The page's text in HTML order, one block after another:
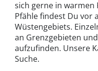
sich gerne in warmen
Pfähle findest Du vor
Wüstengebiets.
an Grenzgebieten
aufzufinden. Unsere
Suche.